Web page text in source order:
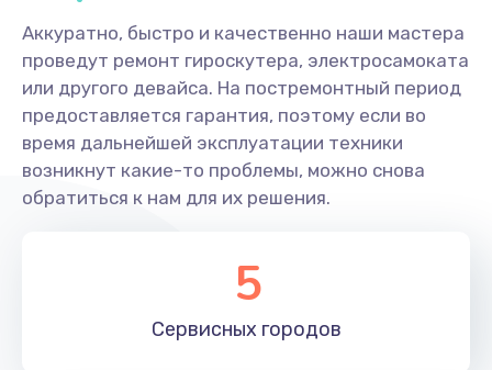
Аккуратно, быстро и качественно наши мастера
проведут ремонт гироскутера, электросамоката
или другого девайса. На постремонтный период
предоставляется гарантия, поэтому если во
время дальнейшей эксплуатации техники
возникнут какие-то проблемы, можно снова
обратиться к нам для их решения.
5
Сервисных городов